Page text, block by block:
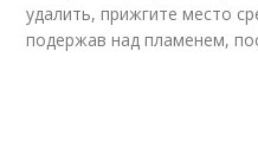
удалить, прижгите место
подержав над пламенем,